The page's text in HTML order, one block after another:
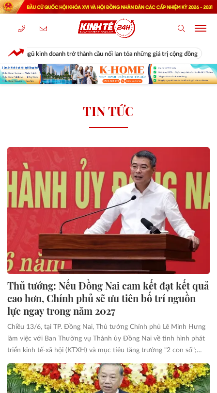
kinh doanh trở thành cầu nối lan tỏa những giá trị cộng đồng
TIN TỨC
Thủ tướng: Nếu Đồng Nai cam kết đạt kết quả
cao hơn, Chính phủ sẽ ưu tiên bố trí nguồn
lực ngay trong năm 2027
Chiều 13/6, tại TP. Đồng Nai, Thủ tướng Chính phủ Lê Minh Hưng
làm việc với Ban Thường vụ Thành ủy Đồng Nai về tình hình phát
triển kinh tế-xã hội (KTXH) và mục tiêu tăng trưởng "2 con số";
triển khai Nghị quyết 57-NQ/TW của Bộ Chính trị; vận hành chính
quyền địa phương 2 cấp; giải ngân vốn đầu tư công; phát triển nhà
ở cho thuê trên địa bàn; bảo đảm quốc phòng, an ninh, xây dựng